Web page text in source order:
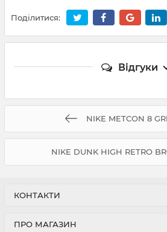
Поділитися:
Відгуки
NIKE METCON 8
NIKE DUNK HIGH RETRO
КОНТАКТИ
ПРО МАГАЗИН